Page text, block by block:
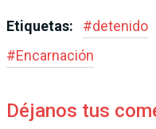
Etiquetas: #detenido
#Encarnación
Déjanos tus